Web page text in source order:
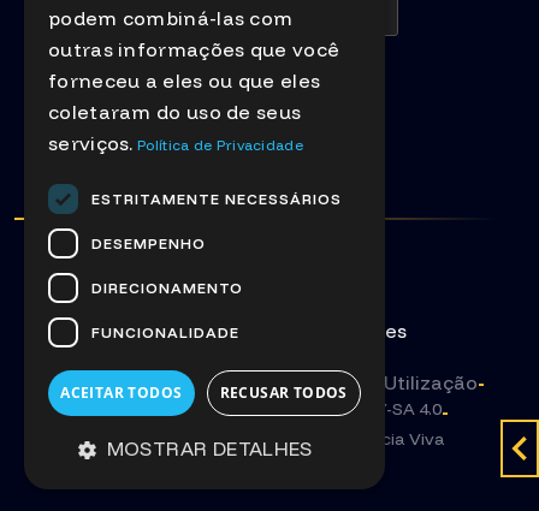
Enviar
Contactos Ações
Política de Privacidade -Termos de Utilização-
Textos e recursos sob licença CC BY-SA 4.0-
Textos e Imagens com autoria Ciência Viva
podem combiná-las com
outras informações que você
forneceu a eles ou que eles
coletaram do uso de seus
serviços. Política de Privacidade
ESTRITAMENTE NECESSÁRIOS
DESEMPENHO
DIRECIONAMENTO
FUNCIONALIDADE
ACEITAR TODOS RECUSAR TODOS
MOSTRAR DETALHES